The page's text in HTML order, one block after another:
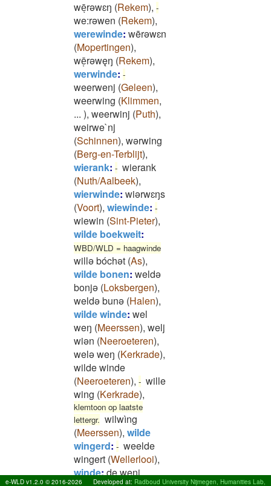
wēͅrəwɛŋ (Rekem), -
we:rəwen (Rekem),
werewinde: wērǝwɛn
(Mopertingen),
wē̜rǝwęŋ (Rekem),
werwinde: -
weerwenj (Geleen),
weerwing (Klimmen,
... ), weerwinj (Puth),
weirwe`nj
(Schinnen), wərwing
(Berg-en-Terblijt),
wierank: - wierank
(Nuth/Aalbeek),
wierwinde: wiǝrwɛŋs
(Voort), wiewinde: -
wiewin (Sint-Pieter),
wilde boekweit:
WBD/WLD = haagwinde
willə bóchət (As),
wilde bonen: weldǝ
bonjǝ (Loksbergen),
weldǝ bunǝ (Halen),
wilde winde: wel
weŋ (Meerssen), welj
wiǝn (Neeroeteren),
welǝ weŋ (Kerkrade),
wilde winde
(Neeroeteren), - wille
wing (Kerkrade),
klemtoon op laatste
lettergr. wilwìng
(Meerssen), wilde
wingerd: - weelde
wingert (Wellerlooi),
winde:de wenj
e-WLD v1.2.0 © 2016-2026 Developed at: Radboud University Nijmegen, Humanities Lab,